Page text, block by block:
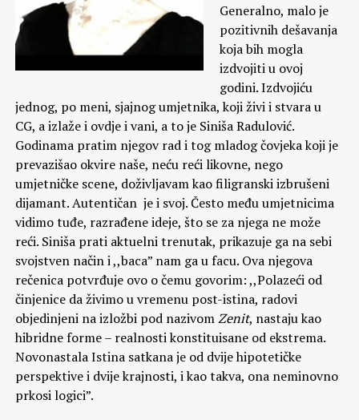
Generalno, malo je
pozitivnih dešavanja
koja bih mogla
izdvojiti u ovoj
godini. Izdvojiću
jednog, po meni, sjajnog umjetnika, koji živi i stvara u
CG, a izlaže i ovdje i vani, a to je Siniša Radulović.
Godinama pratim njegov rad i tog mladog čovjeka koji je
prevazišao okvire naše, neću reći likovne, nego
umjetničke scene, doživljavam kao filigranski izbrušeni
dijamant. Autentičan je i svoj. Često među umjetnicima
vidimo tuđe, razrađene ideje, što se za njega ne može
reći. Siniša prati aktuelni trenutak, prikazuje ga na sebi
svojstven način i ,,baca” nam ga u facu. Ova njegova
rečenica potvrđuje ovo o čemu govorim: ,,Polazeći od
činjenice da živimo u vremenu post-istina, radovi
objedinjeni na izložbi pod nazivomZenit, nastaju kao
hibridne forme – realnosti konstituisane od ekstrema.
Novonastala Istina satkana je od dvije hipotetičke
perspektive i dvije krajnosti, i kao takva, ona neminovno
prkosi logici”.